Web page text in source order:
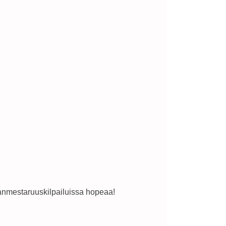
hopeaa!